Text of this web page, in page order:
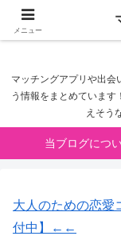
マッチングアプリや出会
う情報をまとめていま
えそう
当ブログにつ
大人のための恋
付中】←←
メニュー